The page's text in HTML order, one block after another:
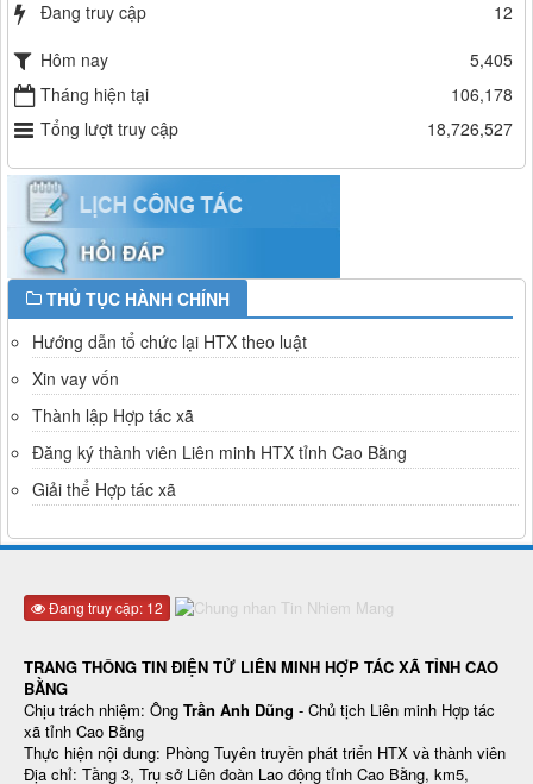
Đang truy cập
12
Hôm nay
5,405
Tháng hiện tại
106,178
Tổng lượt truy cập
18,726,527
THỦ TỤC HÀNH CHÍNH
Hướng dẫn tổ chức lại HTX theo luật
Xin vay vốn
Thành lập Hợp tác xã
Đăng ký thành viên Liên minh HTX tỉnh Cao Bằng
Giải thể Hợp tác xã
Đang truy cập: 12
TRANG THÔNG TIN ĐIỆN TỬ LIÊN MINH HỢP TÁC XÃ TỈNH CAO
BẰNG
Chịu trách nhiệm: Ông Trần Anh Dũng - Chủ tịch Liên minh Hợp tác
xã tỉnh Cao Bằng
Thực hiện nội dung: Phòng Tuyên truyền phát triển HTX và thành viên
Địa chỉ: Tầng 3, Trụ sở Liên đoàn Lao động tỉnh Cao Bằng, km5,